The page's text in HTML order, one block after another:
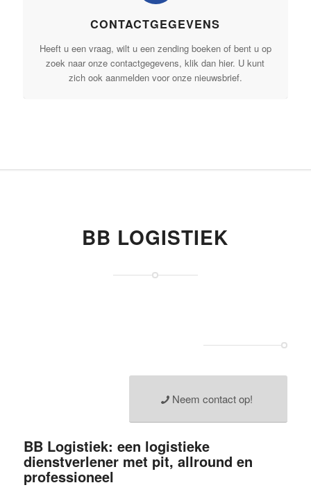
CONTACTGEGEVENS
Heeft u een vraag, wilt u een zending boeken of bent u op
zoek naar onze contactgegevens, klik dan hier. U kunt
zich ook aanmelden voor onze nieuwsbrief.
BB LOGISTIEK
Neem contact op!
BB Logistiek: een logistieke
dienstverlener met pit, allround en
professioneel